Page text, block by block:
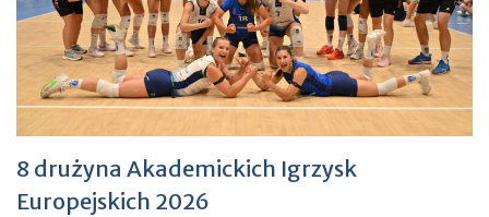
8 drużyna Akademickich Igrzysk
Europejskich 2026